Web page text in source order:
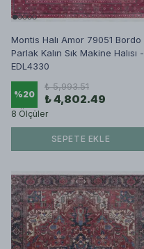
Montis Halı Amor 79051 Bordo
Parlak Kalın Sık Makine Halısı -
EDL4330
%20
₺ 5,993.51
₺ 4,802.49
8 Ölçüler
SEPETE EKLE